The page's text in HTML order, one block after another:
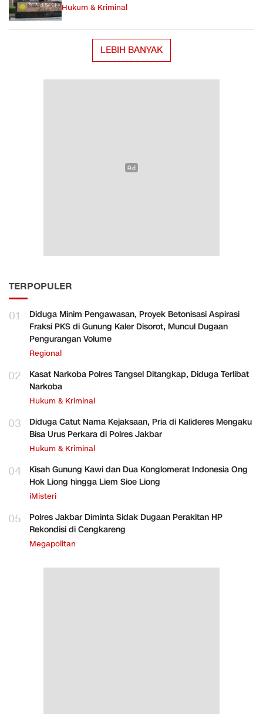
Hukum & Kriminal
LEBIH BANYAK
TERPOPULER
01
Diduga Minim Pengawasan, Proyek Betonisasi Aspirasi
Fraksi PKS di Gunung Kaler Disorot, Muncul Dugaan
Pengurangan Volume
Regional
02
Kasat Narkoba Polres Tangsel Ditangkap, Diduga Terlibat
Narkoba
Hukum & Kriminal
03
Diduga Catut Nama Kejaksaan, Pria di Kalideres Mengaku
Bisa Urus Perkara di Polres Jakbar
Hukum & Kriminal
04
Kisah Gunung Kawi dan Dua Konglomerat Indonesia Ong
Hok Liong hingga Liem Sioe Liong
iMisteri
05
Polres Jakbar Diminta Sidak Dugaan Perakitan HP
Rekondisi di Cengkareng
Megapolitan